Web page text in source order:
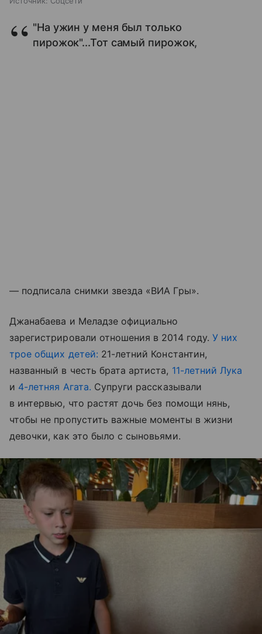
"На ужин у меня был только
пирожок"...Тот самый пирожок,
— подписала снимки звезда «ВИА Гры».
Джанабаева и Меладзе официально
зарегистрировали отношения в 2014 году. У них
трое общих детей: 21-летний Константин,
названный в честь брата артиста, 11-летний Лука
и 4-летняя Агата. Супруги рассказывали
в интервью, что растят дочь без помощи нянь,
чтобы не пропустить важные моменты в жизни
девочки, как это было с сыновьями.